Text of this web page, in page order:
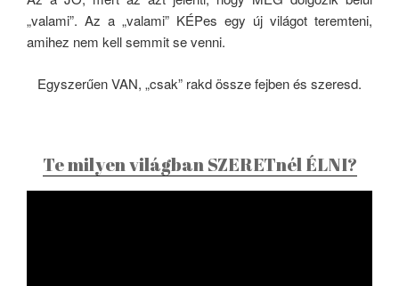
„valami”. Az a „valami” KÉPes egy új világot teremteni,
amihez nem kell semmit se venni.
Egyszerűen VAN, „csak” rakd össze fejben és szeresd.
Te milyen világban SZERETnél ÉLNI?